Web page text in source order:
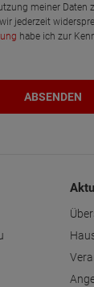
meiner Daten
jederzeit
habe ich zur